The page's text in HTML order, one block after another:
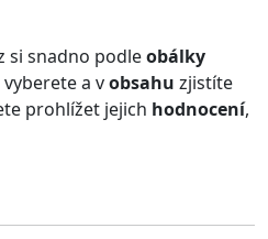
si snadno podleobálky
vyberete a vobsahu zjistíte
prohlížet jejich hodnocení,